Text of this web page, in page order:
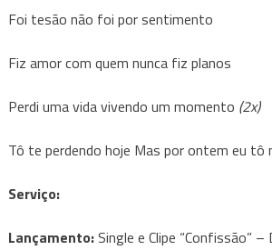
Foi tesão não foi por sentimento
Fiz amor com quem nunca fiz planos
Perdi uma vida vivendo um momento (2x)
Tô te perdendo hoje Mas por ontem eu tô
Serviço:
Lançamento:Single e Clipe “Confissão” –